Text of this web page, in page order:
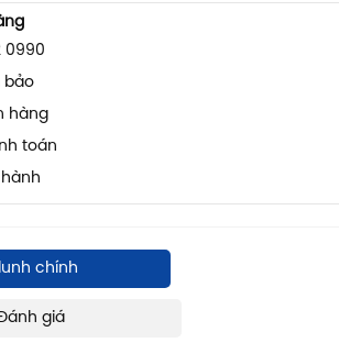
0990
bảo
hàng
toán
chính
giá